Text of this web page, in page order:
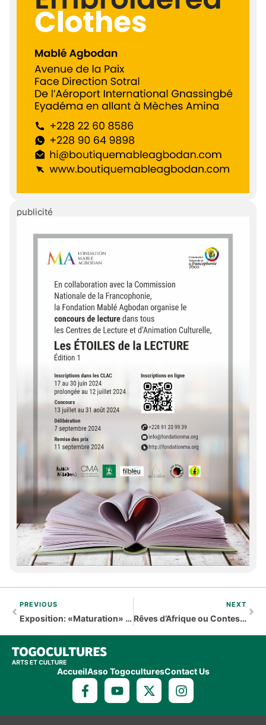
publicité
PREVIOUS
Exposition: «Maturation» avec Sabine Médowokpo
NEXT
Rêves d’Afrique ou Contes Illustrés d’Alexandre de Souza
AccueilAsso TogoculturesContact Us